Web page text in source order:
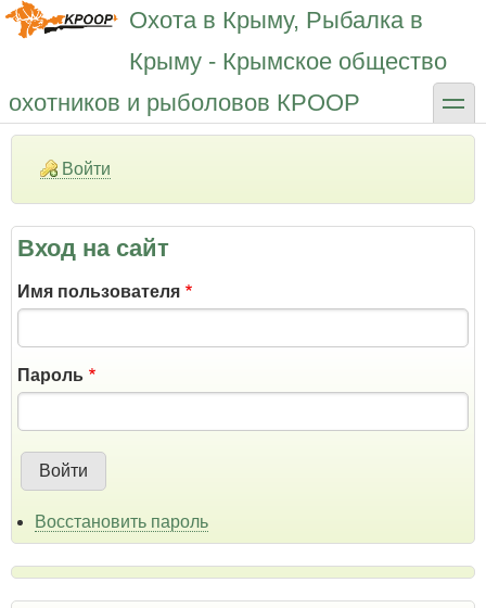
Перейти
Охота в Крыму, Рыбалка в
Крыму - Крымское общество
охотников и рыболовов КРООР
toggle
Войти
Вход на сайт
Имя пользователя
Пароль
Восстановить пароль